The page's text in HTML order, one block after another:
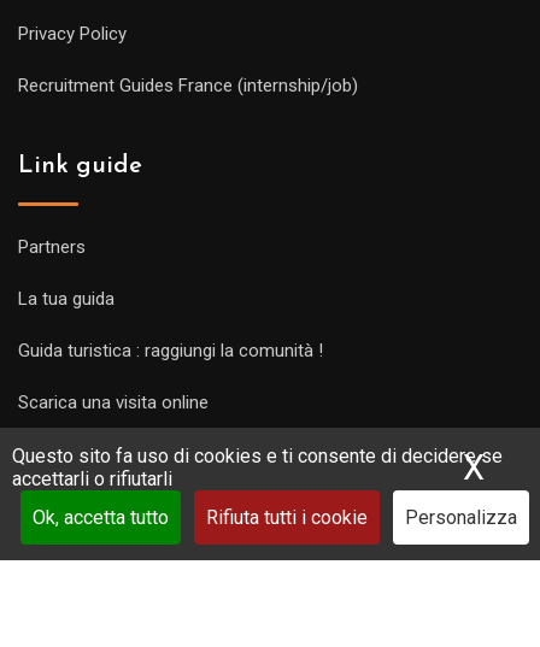
Questo sito fa uso di cookies e ti consente di decidere se
accettarli o rifiutarli
Ok, accetta tutto
Rifiuta tutti i cookie Personalizza
X
Privacy Policy
Recruitment Guides France (internship/job)
Link guide
Partners
La tua guida
Guida turistica : raggiungi la comunità !
Scarica una visita online